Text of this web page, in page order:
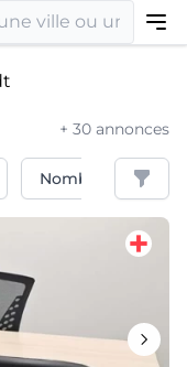
+ 30 annonces
Nombre de Poste